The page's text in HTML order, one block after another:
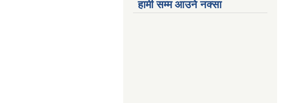
हामी सम्म आउने नक्सा